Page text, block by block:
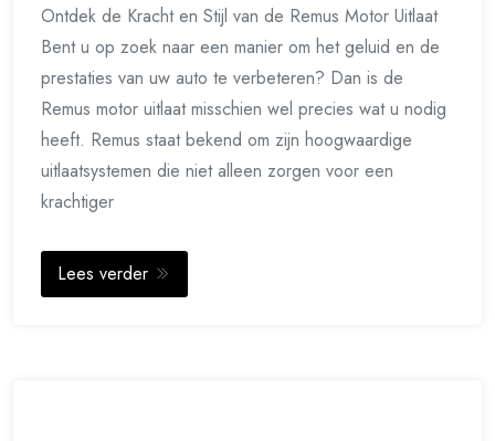
Ontdek de Kracht en Stijl van de Remus Motor Uitlaat
Bent u op zoek naar een manier om het geluid en de
prestaties van uw auto te verbeteren? Dan is de
Remus motor uitlaat misschien wel precies wat u nodig
heeft. Remus staat bekend om zijn hoogwaardige
uitlaatsystemen die niet alleen zorgen voor een
krachtiger
Lees verder